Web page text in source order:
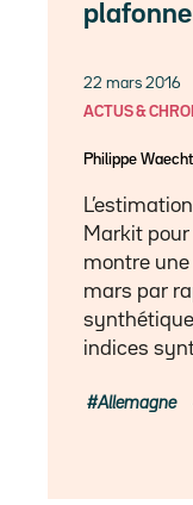
plafonne
22 mars 2016
ACTUS &
Philippe
Markit pour
montre
mars par
indices
Allemagne